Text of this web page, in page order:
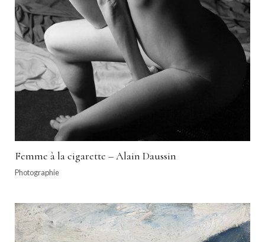
Femme à la cigarette – Alain Daussin
Photographie